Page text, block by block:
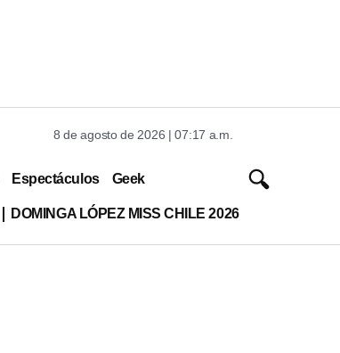
8 de agosto de 2026 | 07:17 a.m.
Espectáculos Geek
DOMINGA LÓPEZ MISS CHILE 2026